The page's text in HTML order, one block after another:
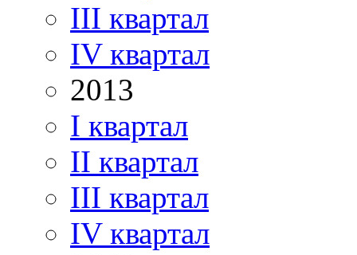
III квартал
IV квартал
2013
I квартал
II квартал
III квартал
IV квартал